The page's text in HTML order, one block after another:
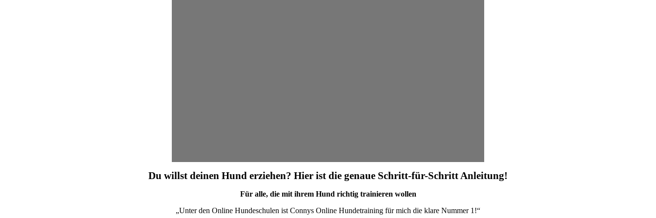
Du willst deinen Hund erziehen? Hier ist die genaue Schritt-für-Schritt Anleitung!
Für alle, die mit ihrem Hund richtig trainieren wollen
„Unter den Online Hundeschulen ist Connys Online Hundetraining für mich die klare Nummer 1!“